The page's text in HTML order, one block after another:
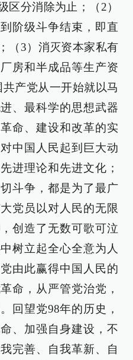
区分消除为止；（2）
阶级斗争结束，即直
（3）消灭资本家私有
房和半成品等生产资
产党从一开始就以马
、最科学的思想武器
命、建设和改革的实
中国人民起到巨大动
进理论和先进文化；
斗争，都是为了最广
党员以对人民的无限
创造了无数可歌可泣
树立起全心全意为人
由此赢得中国人民的
命，从严管党治党，
回望党98年的历史，
、加强自身建设，不
完善、自我革新、自